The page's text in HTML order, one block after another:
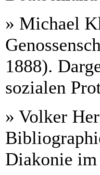
» Michael
1888).
sozialen
» Volker
Diakonie im